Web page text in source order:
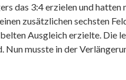
das 3:4 erzielen und hatten
zusätzlichen sechsten
Ausgleich erzielte. Die
musste in der